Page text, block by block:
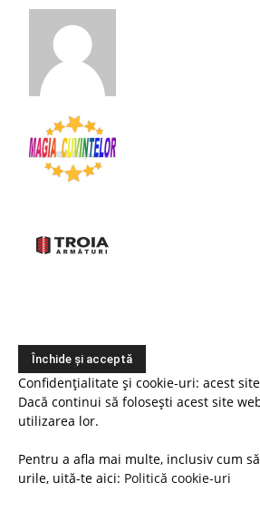
Confidențialitate și cookie-uri: acest
Dacă continui să folosești acest site
utilizarea lor.
Pentru a afla mai multe, inclusiv cum
urile, uită-te aici: Politică cookie-uri